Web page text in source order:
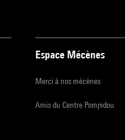
Espace Mécènes
Merci à nos mécènes
Amis du Centre Pompidou